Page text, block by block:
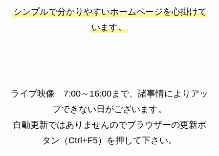
シンプルで分かりやすいホームページを心掛けて
います。
ライブ映像 7:00～16:00まで、諸事情によりアッ
プできない日がございます。
自動更新ではありませんのでブラウザーの更新ボ
タン（Ctrl+F5）を押して下さい。